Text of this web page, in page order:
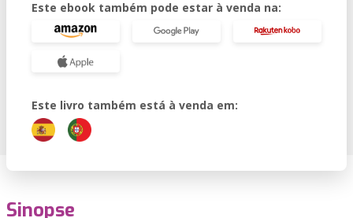
Este ebook também pode estar à venda na:
Este livro também está à venda em:
Sinopse